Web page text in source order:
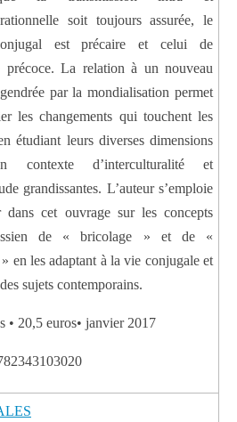
soit toujours assurée, le
est précaire et celui de
précoce. La relation à un nouveau
par la mondialisation permet
les changements qui touchent les
étudiant leurs diverses dimensions
contexte d’interculturalité et
grandissantes. L’auteur s’emploie
dans cet ouvrage sur les concepts
de « bricolage » et de «
en les adaptant à la vie conjugale et
sujets contemporains.
• 20,5 euros• janvier 2017